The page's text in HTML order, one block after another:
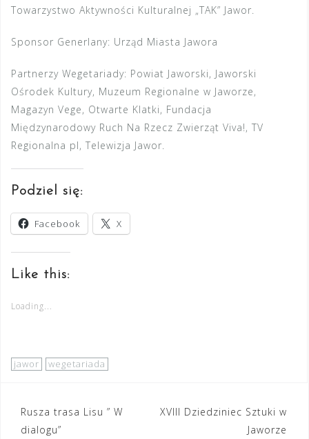
Towarzystwo Aktywności Kulturalnej „TAK” Jawor.
Sponsor Generlany: Urząd Miasta Jawora
Partnerzy Wegetariady: Powiat Jaworski, Jaworski
Ośrodek Kultury, Muzeum Regionalne w Jaworze,
Magazyn Vege, Otwarte Klatki, Fundacja
Międzynarodowy Ruch Na Rzecz Zwierząt Viva!, TV
Regionalna pl, Telewizja Jawor.
Podziel się:
Facebook X
Like this:
Loading...
jawor wegetariada
Nawigacja
Rusza trasa Lisu ” W
dialogu”
XVIII Dziedziniec Sztuki w
Jaworze